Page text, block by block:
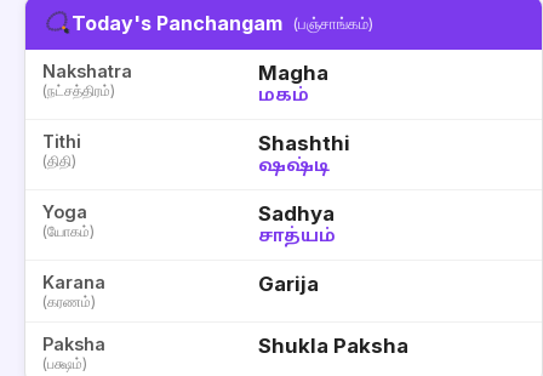
Today's Panchangam (பஞ்சாங்கம்)
Nakshatra
(நட்சத்திரம்)
Magha
மகம்
Tithi
(திதி)
Shashthi
ஷஷ்டி
Yoga
(யோகம்)
Sadhya
சாத்யம்
Karana
(கரணம்)
Garija
Paksha
(பக்ஷம்)
Shukla Paksha